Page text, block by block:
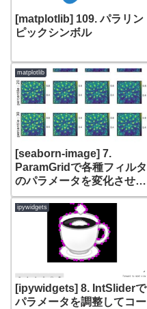
[matplotlib] 109. パラリン
ピックシンボル
matplotlib
[seaborn-image] 7.
ParamGridで各種フィルタ
のパラメータを変化させた
結果をまとめて表示
ipywidgets
[ipywidgets] 8. IntSliderで
パラメータを調整してコー